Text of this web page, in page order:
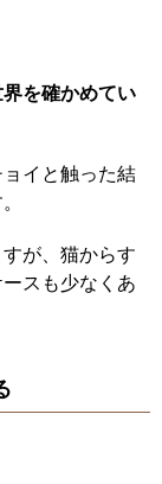
を確かめてい
イと触った結
が、猫からす
スも少なくあ